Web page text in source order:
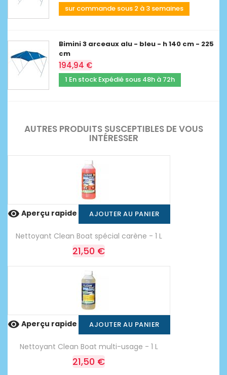
sur commande sous 2 à 3 semaines
Bimini 3 arceaux alu - bleu - h 140 cm - 225
cm
194,94 €
1 En stock Expédié sous 48h à 72h
AUTRES PRODUITS SUSCEPTIBLES DE VOUS
INTÉRESSER
 Aperçu rapide AJOUTER AU PANIER
Nettoyant Clean Boat spécial carène - 1 L
21,50 €
 Aperçu rapide AJOUTER AU PANIER
Nettoyant Clean Boat multi-usage - 1 L
21,50 €